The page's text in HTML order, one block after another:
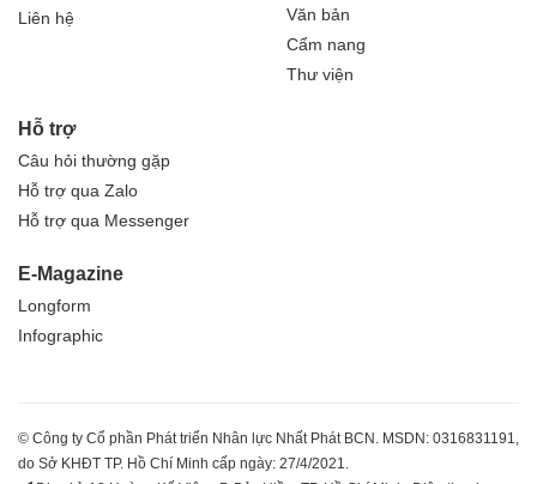
Liên hệ
Văn bản
Cẩm nang
Thư viện
Hỗ trợ
Câu hỏi thường gặp
Hỗ trợ qua Zalo
Hỗ trợ qua Messenger
E-Magazine
Longform
Infographic
© Công ty Cổ phần Phát triển Nhân lực Nhất Phát BCN. MSDN: 0316831191,
do Sở KHĐT TP. Hồ Chí Minh cấp ngày: 27/4/2021.